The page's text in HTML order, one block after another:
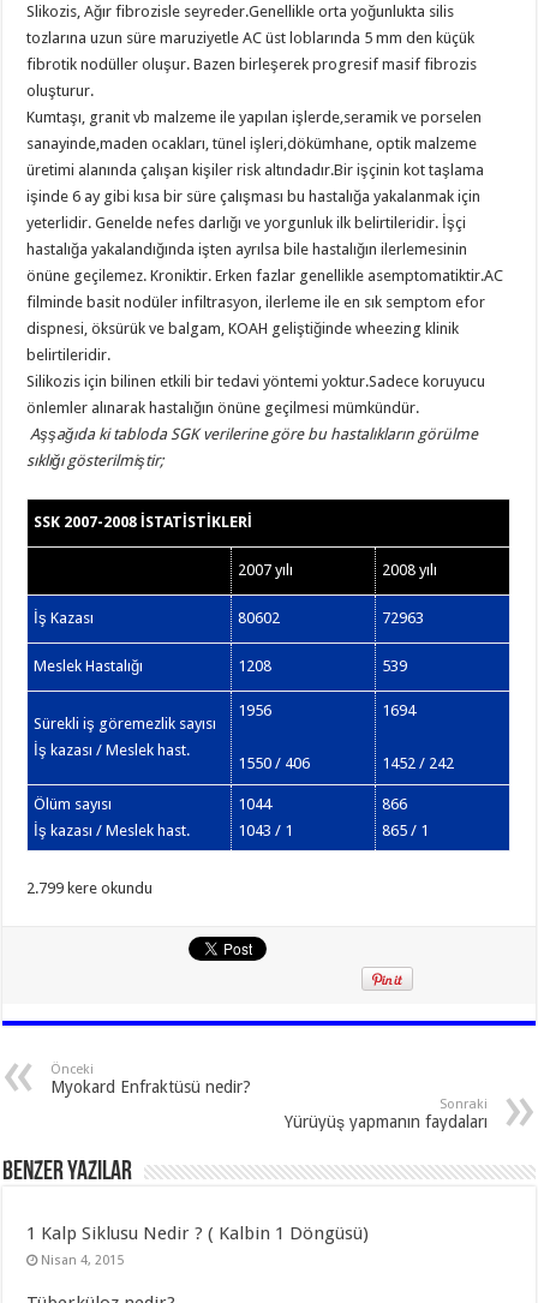
Slikozis, Ağır fibrozisle seyreder.Genellikle orta yoğunlukta silis
tozlarına uzun süre maruziyetle AC üst loblarında 5 mm den küçük
fibrotik nodüller oluşur. Bazen birleşerek progresif masif fibrozis
oluşturur.
Kumtaşı, granit vb malzeme ile yapılan işlerde,seramik ve porselen
sanayinde,maden ocakları, tünel işleri,dökümhane, optik malzeme
üretimi alanında çalışan kişiler risk altındadır.Bir işçinin kot taşlama
işinde 6 ay gibi kısa bir süre çalışması bu hastalığa yakalanmak için
yeterlidir. Genelde nefes darlığı ve yorgunluk ilk belirtileridir. İşçi
hastalığa yakalandığında işten ayrılsa bile hastalığın ilerlemesinin
önüne geçilemez. Kroniktir. Erken fazlar genellikle asemptomatiktir.AC
filminde basit nodüler infiltrasyon, ilerleme ile en sık semptom efor
dispnesi, öksürük ve balgam, KOAH geliştiğinde wheezing klinik
belirtileridir.
Silikozis için bilinen etkili bir tedavi yöntemi yoktur.Sadece koruyucu
önlemler alınarak hastalığın önüne geçilmesi mümkündür.
Aşşağıda ki tabloda SGK verilerine göre bu hastalıkların görülme
sıklığı gösterilmiştir;
SSK 2007-2008 STAT ST KLER
2007 yılı 2008 yılı
İş Kazası 80602 72963
Meslek Hastalığı 1208 539
Sürekli iş göremezlik sayısı
İş kazası / Meslek hast.
1956
1550 / 406
1694
1452 / 242
Ölüm sayısı
İş kazası / Meslek hast.
1044
1043 / 1
866
865 / 1
2.799 kere okundu
Önceki
Myokard Enfraktüsü nedir?
Sonraki
Yürüyüş yapmanın faydaları
Benzer Yazılar
1 Kalp Siklusu Nedir ? ( Kalbin 1 Döngüsü)
Nisan 4, 2015